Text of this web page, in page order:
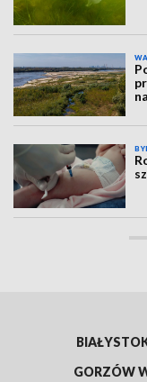
GORZÓW